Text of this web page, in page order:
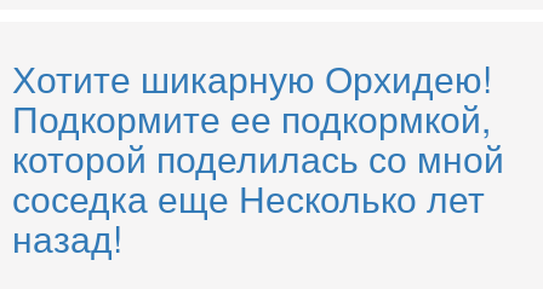
Хотите шикарную Орхидею!
Подкормите ее подкормкой,
которой поделилась со мной
соседка еще Несколько лет
назад!